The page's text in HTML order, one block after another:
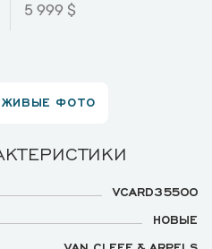
5 999 $
ЖИВЫЕ ФОТО
VCARD35500
НОВЫЕ